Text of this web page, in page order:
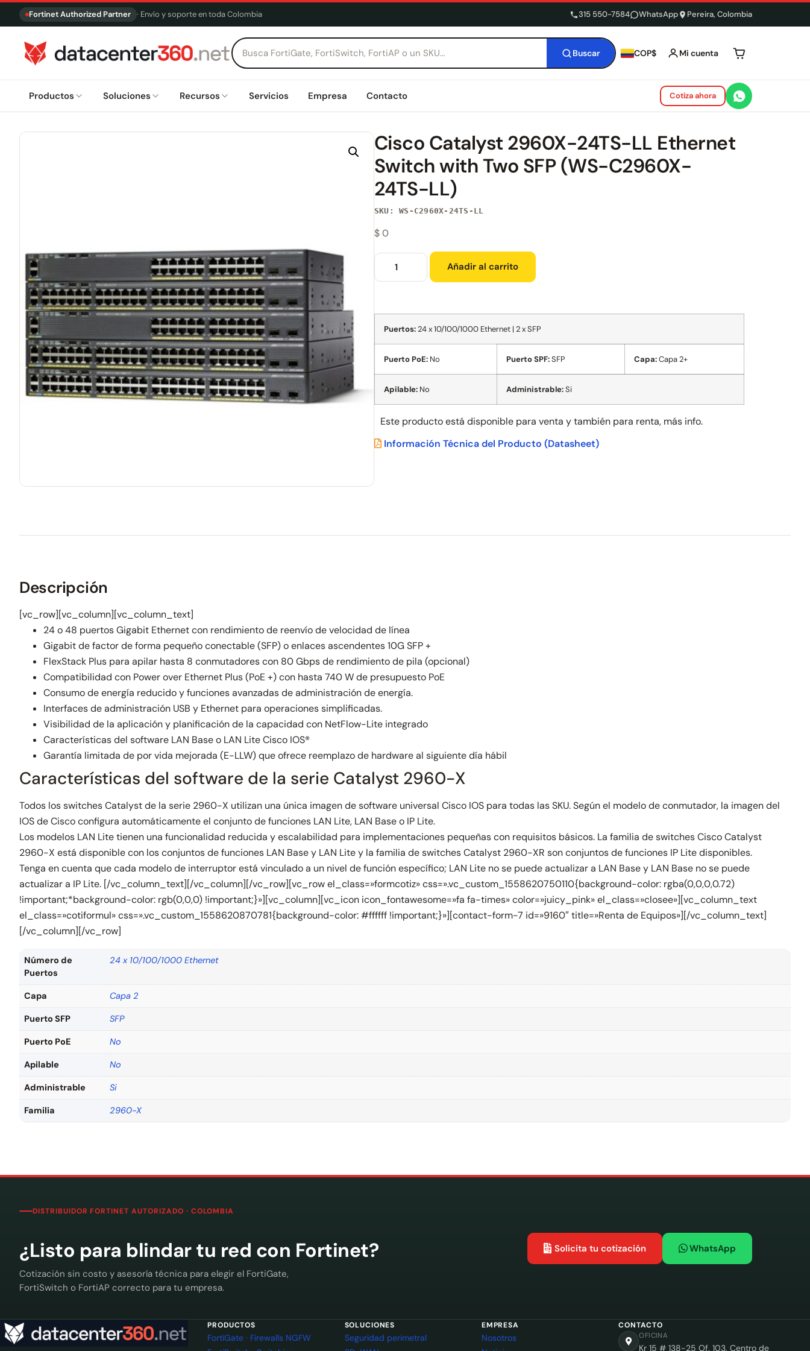
Fortinet Authorized Partner · Envío y soporte en toda Colombia 315 550-7584 WhatsApp Pereira, Colombia
Buscar COP$ Mi cuenta Tu carrito está
Productos Soluciones Recursos Servicios Empresa Contacto Cotiza ahora
Cisco Catalyst 2960X-24TS-LL Ethernet
Switch with Two SFP (WS-C2960X-
24TS-LL)
SKU: WS-C2960X-24TS-LL
$0
Añadir al carrito
Puertos:24 x 10/100/1000 Ethernet | 2 x SFP
Puerto PoE:No Puerto SPF:SFP Capa:Capa 2+
Apilable:No Administrable:Si
Este producto está disponible para venta y también para renta, más info.
Información Técnica del Producto (Datasheet)
Descripción
[vc_row][vc_column][vc_column_text]
24 o 48 puertos Gigabit Ethernet con rendimiento de reenvío de velocidad de línea
Gigabit de factor de forma pequeño conectable (SFP) o enlaces ascendentes 10G SFP +
FlexStack Plus para apilar hasta 8 conmutadores con 80 Gbps de rendimiento de pila (opcional)
Compatibilidad con Power over Ethernet Plus (PoE +) con hasta 740 W de presupuesto PoE
Consumo de energía reducido y funciones avanzadas de administración de energía.
Interfaces de administración USB y Ethernet para operaciones simplificadas.
Visibilidad de la aplicación y planificación de la capacidad con NetFlow-Lite integrado
Características del software LAN Base o LAN Lite Cisco IOS®
Garantía limitada de por vida mejorada (E-LLW) que ofrece reemplazo de hardware al siguiente día hábil
Características del software de la serie Catalyst 2960-X
Todos los switches Catalyst de la serie 2960-X utilizan una única imagen de software universal Cisco IOS para todas las SKU. Según el modelo de conmutador, la imagen del
IOS de Cisco configura automáticamente el conjunto de funciones LAN Lite, LAN Base o IP Lite.
Los modelos LAN Lite tienen una funcionalidad reducida y escalabilidad para implementaciones pequeñas con requisitos básicos. La familia de switches Cisco Catalyst
2960-X está disponible con los conjuntos de funciones LAN Base y LAN Lite y la familia de switches Catalyst 2960-XR son conjuntos de funciones IP Lite disponibles.
Tenga en cuenta que cada modelo de interruptor está vinculado a un nivel de función específico; LAN Lite no se puede actualizar a LAN Base y LAN Base no se puede
actualizar a IP Lite. [/vc_column_text][/vc_column][/vc_row][vc_row el_class=»formcotiz» css=».vc_custom_1558620750110{background-color: rgba(0,0,0,0.72)
!important;*background-color: rgb(0,0,0) !important;}»][vc_column][vc_icon icon_fontawesome=»fa fa-times» color=»juicy_pink» el_class=»closee»][vc_column_text
el_class=»cotiformul» css=».vc_custom_1558620870781{background-color: #ffffff !important;}»][contact-form-7 id=»9160″ title=»Renta de Equipos»][/vc_column_text]
[/vc_column][/vc_row]
Número de
Puertos
24 x 10/100/1000 Ethernet
Capa Capa 2
Puerto SFP SFP
Puerto PoE No
Apilable No
Administrable Si
Familia 2960-X
DISTRIBUIDOR FORTINET AUTORIZADO · COLOMBIA
¿Listo para blindar tu red con Fortinet?
Cotización sin costo y asesoría técnica para elegir el FortiGate,
FortiSwitch o FortiAP correcto para tu empresa.
Solicita tu cotización WhatsApp
PRODUCTOS
FortiGate · Firewalls NGFW
SOLUCIONES
Seguridad perimetral
EMPRESA
Nosotros
CONTACTO
OFICINA
Kr 15 # 138-25 Of. 103, Centro de